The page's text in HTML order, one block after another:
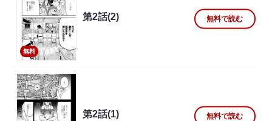
無料
第2話(2) 無料で読む
第2話(1) 無料で読む